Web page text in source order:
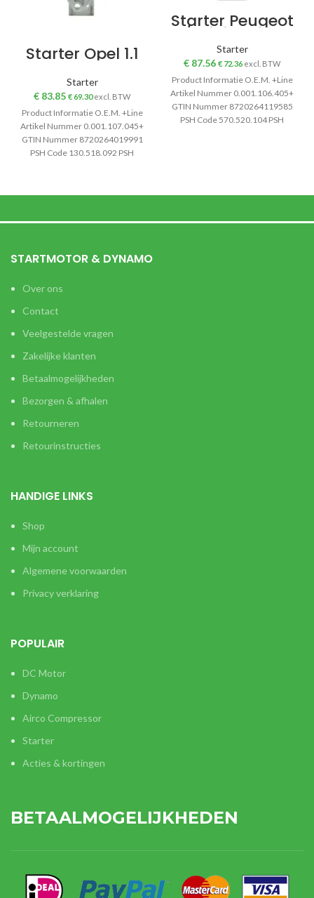
Starter Opel 1.1
kw
Starter
€ 83.85 €69.30excl. BTW
Product Informatie O.E.M. +Line
Artikel Nummer 0.001.107.045+
GTIN Nummer 8720264019991
PSH Code 130.518.092 PSH
Starter Peugeot
/ Mini 0.9 kw
Starter
€ 87.56 € 72.36 excl. BTW
Product Informatie O.E.M. +Line
Artikel Nummer 0.001.106.405+
GTIN Nummer 8720264119585
PSH Code 570.520.104 PSH
STARTMOTOR & DYNAMO
Over ons
Contact
Veelgestelde vragen
Zakelijke klanten
Betaalmogelijkheden
Bezorgen & afhalen
Retourneren
Retourinstructies
HANDIGE LINKS
Shop
Mijn account
Algemene voorwaarden
Privacy verklaring
POPULAIR
DC Motor
Dynamo
Airco Compressor
Starter
Acties & kortingen
BETAALMOGELIJKHEDEN